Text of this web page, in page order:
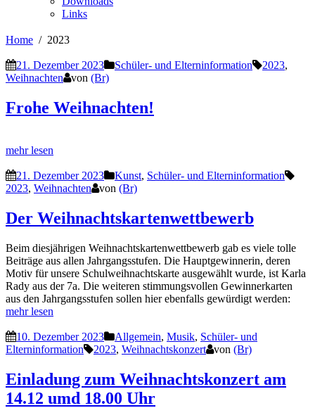
Links
Home 2023
21. Dezember 2023 Schüler- und Elterninformation 2023,
Weihnachten
von (Br)
Frohe Weihnachten!
mehr lesen
21. Dezember 2023 Kunst, Schüler- und Elterninformation
2023, Weihnachten von (Br)
Der Weihnachtskartenwettbewerb
Beim diesjährigen Weihnachtskartenwettbewerb gab es viele tolle
Beiträge aus allen Jahrgangsstufen. Die Hauptgewinnerin, deren
Motiv für unsere Schulweihnachtskarte ausgewählt wurde, ist Karla
Rady aus der 7a. Die weiteren stimmungsvollen Gewinnerkarten
aus den Jahrgangsstufen sollen hier ebenfalls gewürdigt werden:
mehr lesen
10. Dezember 2023 Allgemein, Musik, Schüler- und
Elterninformation
2023, Weihnachtskonzert von (Br)
Einladung zum Weihnachtskonzert am
14.12 umd 18.00 Uhr